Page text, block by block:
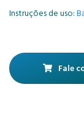
Instruções de uso:
Fale